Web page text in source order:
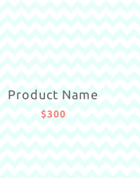
Product Name
$300